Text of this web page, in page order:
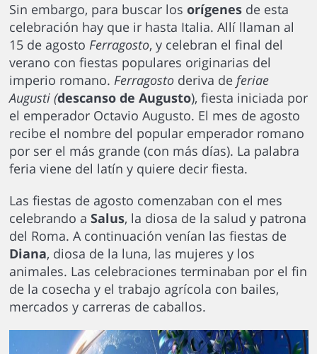
Sin embargo, para buscar los orígenesde esta
celebración hay que ir hasta Italia. Allí llaman al
15 de agosto Ferragosto, y celebran el final del
verano con fiestas populares originarias del
imperio romano. Ferragostoderiva de feriae
Augusti (descanso de Augusto), fiesta iniciada por
el emperador Octavio Augusto. El mes de agosto
recibe el nombre del popular emperador romano
por ser el más grande (con más días). La palabra
feria viene del latín y quiere decir fiesta.
Las fiestas de agosto comenzaban con el mes
celebrando a Salus, la diosa de la salud y patrona
del Roma. A continuación venían las fiestas de
Diana, diosa de la luna, las mujeres y los
animales. Las celebraciones terminaban por el fin
de la cosecha y el trabajo agrícola con bailes,
mercados y carreras de caballos.